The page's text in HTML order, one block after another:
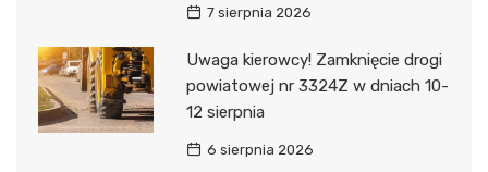
7 sierpnia 2026
Uwaga kierowcy! Zamknięcie drogi
powiatowej nr 3324Z w dniach 10-
12 sierpnia
6 sierpnia 2026